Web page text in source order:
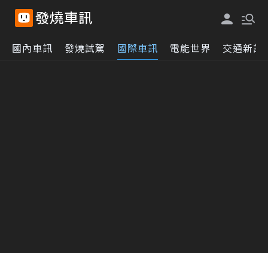
國內車訊 發燒試駕 國際車訊 電能世界 交通新訊